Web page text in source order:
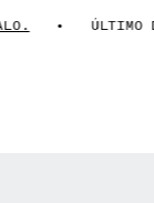
ÚLTIMO DÍA